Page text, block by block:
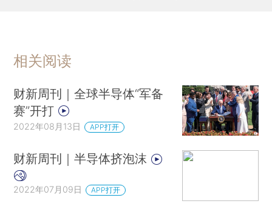
相关阅读
财新周刊｜全球半导体“军备
赛”开打
2022年08月13日 APP打开
财新周刊｜半导体挤泡沫
2022年07月09日 APP打开